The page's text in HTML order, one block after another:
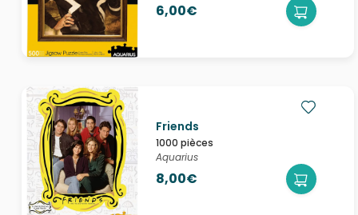
6,00€
Friends
1000 pièces
Aquarius
8,00€